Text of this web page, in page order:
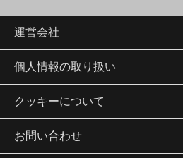
運営会社
個人情報の取り扱い
クッキーについて
お問い合わせ